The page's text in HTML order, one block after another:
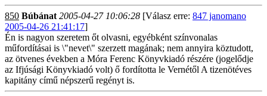
850 Búbánat 2005-04-27 10:06:28 [Válasz erre: 847 janomano
2005-04-26 21:41:17]
Én is nagyon szeretem őt olvasni, egyébként színvonalas
műfordításai is \"nevet\" szerzett magának; nem annyira köztudott,
az ötvenes években a Móra Ferenc Könyvkiadó részére (jogelődje
az Ifjúsági Könyvkiadó volt) ő fordította le Vernétől A tizenötéves
kapitány című népszerű regényt is.